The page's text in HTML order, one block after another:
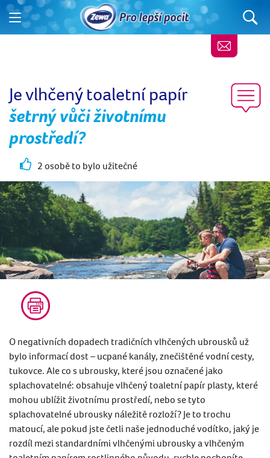
Je vlhčený toaletní papír
šetrný vůči životnímu
prostředí?
2 osobě to bylo užitečné
O negativních dopadech tradičních vlhčených ubrousků už
bylo informací dost – ucpané kanály, znečištěné vodní cesty,
tukovce. Ale co s ubrousky, které jsou označené jako
splachovatelné: obsahuje vlhčený toaletní papír plasty, které
mohou ublížit životnímu prostředí, nebo se tyto
splachovatelné ubrousky náležitě rozloží? Je to trochu
matoucí, ale pokud jste četli naše jednoduché vodítko, jaký je
rozdíl mezi standardními vlhčenými ubrousky a vlhčeným